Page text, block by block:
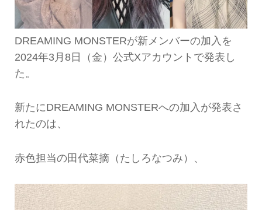
DREAMING MONSTERが新メンバーの加入を
2024年3月8日（金）公式Xアカウントで発表し
た。
新たにDREAMING MONSTERへの加入が発表さ
れたのは、
赤色担当の田代菜摘（たしろなつみ）、